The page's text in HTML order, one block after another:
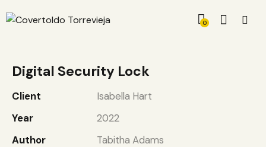
0
Digital Security Lock
Client
Isabella Hart
Year
2022
Author
Tabitha Adams